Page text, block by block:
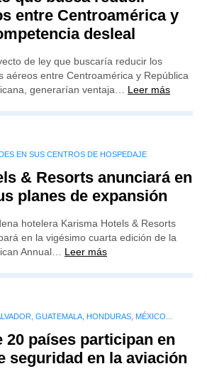
entre Centroamérica y
desleal
de ley que buscaría reducir los
aéreos entre Centroamérica y República
generarían ventaja… Leer más
EN SUS CENTROS DE HOSPEDAJE
& Resorts anunciará en
planes de expansión
hotelera Karisma Hotels & Resorts
en la vigésimo cuarta edición de la
Annual… Leer más
GUATEMALA, HONDURAS, MÉXICO...
20 países participan en
seguridad en la aviación